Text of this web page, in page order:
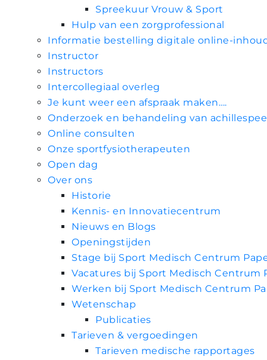
Spreekuur Vrouw & Sport
Hulp van een zorgprofessional
Informatie bestelling digitale online-
Instructor
Instructors
Intercollegiaal overleg
Je kunt weer een afspraak maken….
Onderzoek en behandeling van
Online consulten
Onze sportfysiotherapeuten
Open dag
Over ons
Historie
Kennis- en Innovatiecentrum
Nieuws en Blogs
Openingstijden
Stage bij Sport Medisch Centrum
Vacatures bij Sport Medisch Centrum
Werken bij Sport Medisch Centrum
Wetenschap
Publicaties
Tarieven & vergoedingen
Tarieven medische rapportages